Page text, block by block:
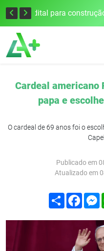
Cardeal americano
papa e
O cardeal de 69 anos foi o
Publicado em
Atualizado em